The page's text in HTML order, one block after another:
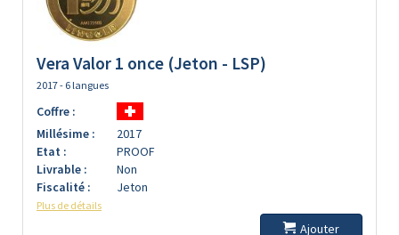
Vera Valor 1 once (Jeton - LSP)
2017 - 6 langues
Coffre :
Millésime :
2017
Etat :
PROOF
Livrable :
Non
Fiscalité :
Jeton
Plus de détails
Ajouter